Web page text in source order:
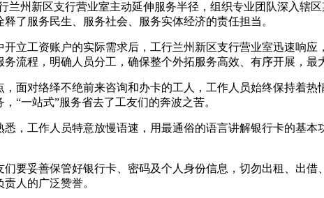
州新区支行营业室主动延伸服务半径，组织专业团队深入辖
了服务民生、服务社会、服务实体经济的责任担当。
工资账户的实际需求后，工行兰州新区支行营业室迅速响应
流程，明确人员分工，确保整个外拓服务高效、有序开展，最
对络绎不绝前来咨询和办卡的工人，工作人员始终保持着热
“一站式”服务省去了工友们的奔波之苦。
工作人员特意放慢语速，用最通俗的语言讲解银行卡的基本
妥善保管好银行卡、密码及个人身份信息，切勿出租、出借
人的广泛赞誉。